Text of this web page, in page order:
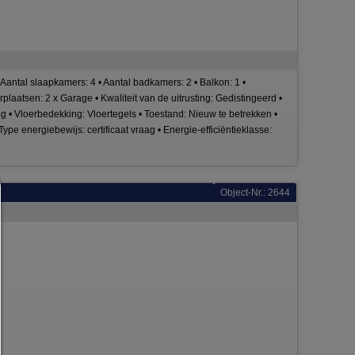
slaapkamers: 4 • Aantal badkamers: 2 • Balkon: 1 •
2 x Garage • Kwaliteit van de uitrusting: Gedistingeerd •
Vloerbedekking: Vloertegels • Toestand: Nieuw te betrekken •
energiebewijs: certificaat vraag • Energie-efficiëntieklasse:
Object-Nr.: 2644
Consent Manager